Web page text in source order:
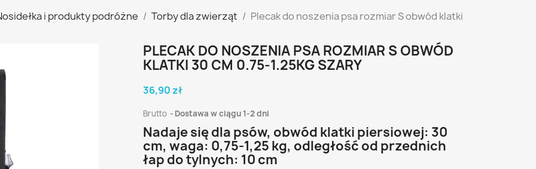
i produkty podróżne Torby dla zwierząt Plecak do noszenia psa rozmiar S obwód klatki
PLECAK DO NOSZENIA PSA ROZMIAR S OBWÓD
KLATKI 30 CM 0.75-1.25KG SZARY
36,90 zł
Brutto Dostawa w ciągu 1-2 dni
Nadaje się dla psów, obwód klatki piersiowej: 30
cm, waga: 0,75-1,25 kg, odległość od przednich
łap do tylnych: 10 cm